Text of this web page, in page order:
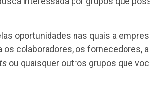
pessoas esperam que as
as empresas se posicionem
exemplo.
para engajar, a ideia é
se posicionar contra a
que os homens.